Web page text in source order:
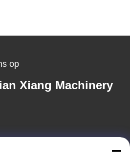
op
Xiang Machinery